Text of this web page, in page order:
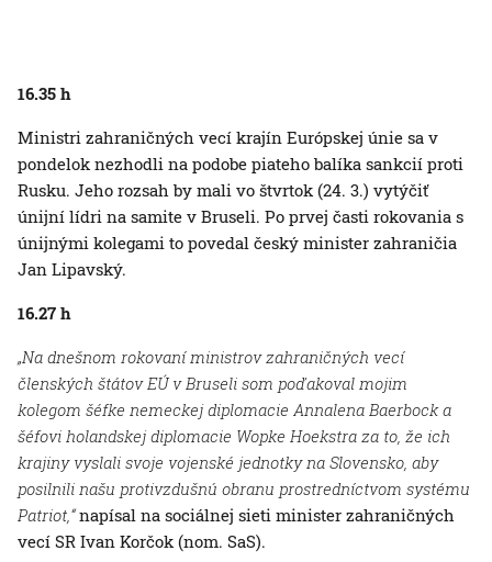
16.35 h
Ministri zahraničných vecí krajín Európskej únie sa v
pondelok nezhodli na podobe piateho balíka sankcií proti
Rusku. Jeho rozsah by mali vo štvrtok (24. 3.) vytýčiť
únijní lídri na samite v Bruseli. Po prvej časti rokovania s
únijnými kolegami to povedal český minister zahraničia
Jan Lipavský.
16.27 h
„Na dnešnom rokovaní ministrov zahraničných vecí
členských štátov EÚ v Bruseli som poďakoval mojim
kolegom šéfke nemeckej diplomacie Annalena Baerbock a
šéfovi holandskej diplomacie Wopke Hoekstra za to, že ich
krajiny vyslali svoje vojenské jednotky na Slovensko, aby
posilnili našu protivzdušnú obranu prostredníctvom systému
Patriot,“napísal na sociálnej sieti minister zahraničných
vecí SR Ivan Korčok (nom. SaS).